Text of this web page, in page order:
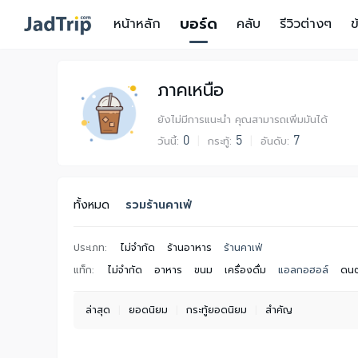
หน้าหลัก บอร์ด คลับ รีวิวต่างๆ
ภาคเหนือ
ยังไม่มีการแนะนำ คุณสามารถเพิ่มมันได้
วันนี้: 0 กระทู้: 5 อันดับ: 7
ทั้งหมด รวมร้านคาเฟ่
ประเภท: ไม่จำกัด ร้านอาหาร
ร้านคาเฟ่
แท็ก:
ไม่จำกัด อาหาร ขนม เครื่องดื่ม แอลกอฮอล์ ดน
ล่าสุด ยอดนิยม กระทู้ยอดนิยม สำคัญ